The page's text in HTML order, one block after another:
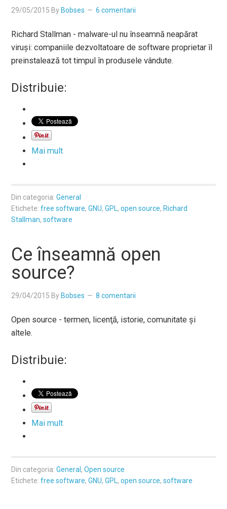
29/05/2015 By Bobses 6 comentarii
Richard Stallman - malware-ul nu înseamnă neapărat
viruşi: companiile dezvoltatoare de software proprietar îl
preinstalează tot timpul în produsele vândute.
Distribuie:
Mai mult
Din categoria:General
Etichete:free software,GNU,GPL,open source, Richard
Stallman,software
Ce înseamnă open
source?
29/04/2015 By Bobses 8 comentarii
Open source - termen, licenţă, istorie, comunitate şi
altele.
Distribuie:
Mai mult
Din categoria:General ,Open source
Etichete:free software,GNU,GPL,open source,software